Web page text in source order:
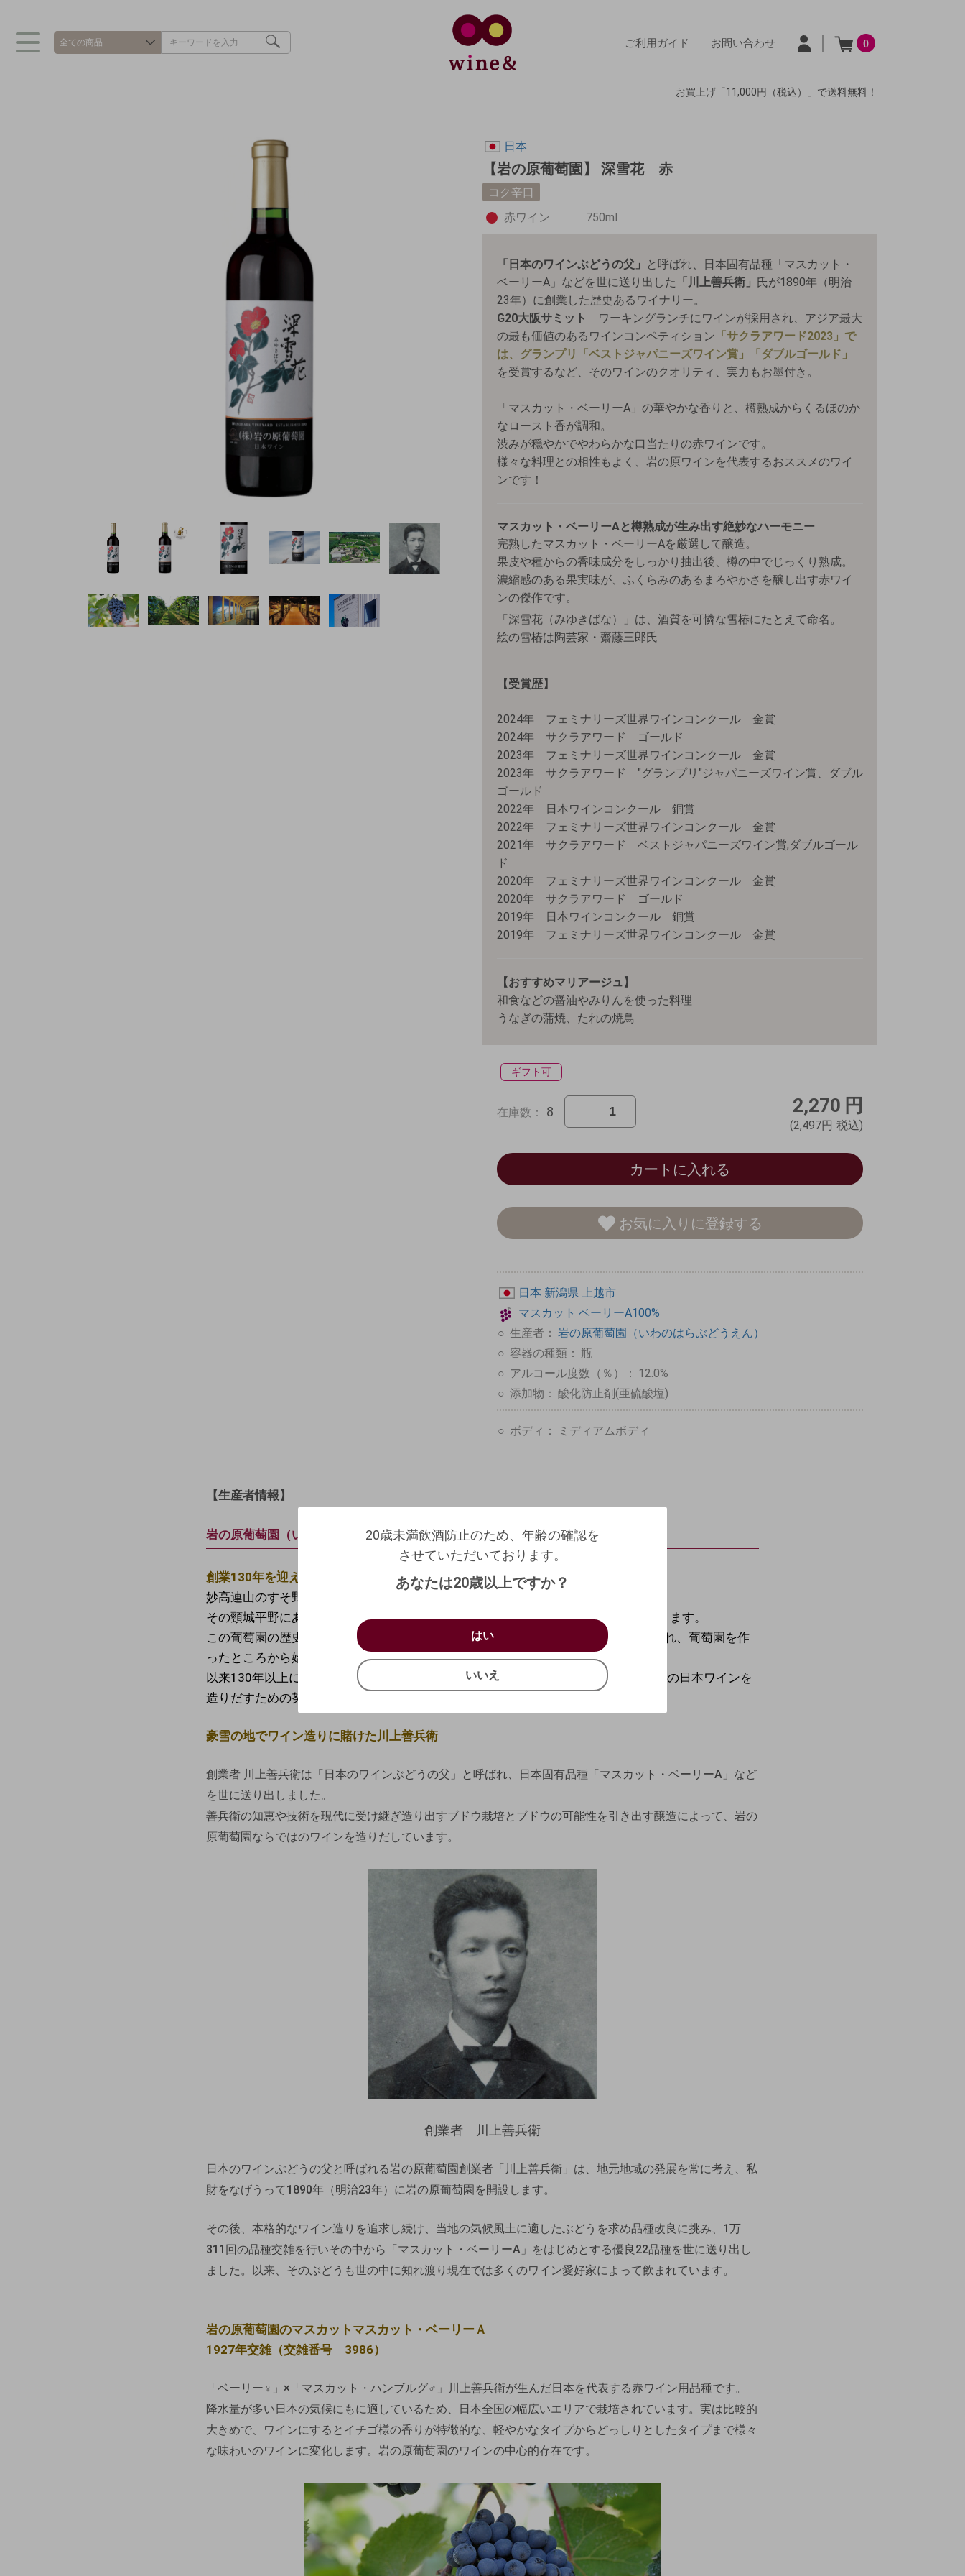
ご利用ガイド お問い合わせ 0
お買上げ「11,000円（税込）」で送料無料！
日本
【岩の原葡萄園】 深雪花 赤
コク辛口
赤ワイン
750ml
「日本のワインぶどうの父」
と呼ばれ、日本固有品種「マスカット・
ベーリーA」などを世に送り出した 「川上善兵衛」 氏が1890年（明治
23年）に創業した歴史あるワイナリー。
G20大阪サミット
ワーキングランチにワインが採用され、アジア最大
の最も価値のあるワインコンペティション 「サクラアワード2023」で
は、グランプリ「ベストジャパニーズワイン賞」「ダブルゴールド」
を受賞するなど、そのワインのクオリティ、実力もお墨付き。
「マスカット・ベーリーA」の華やかな香りと、樽熟成からくるほのか
なロースト香が調和。
渋みが穏やかでやわらかな口当たりの赤ワインです。
様々な料理との相性もよく、岩の原ワインを代表するおススメのワイ
ンです！
マスカット・ベーリーAと樽熟成が生み出す絶妙なハーモニー
完熟したマスカット・ベーリーAを厳選して醸造。
果皮や種からの香味成分をしっかり抽出後、樽の中でじっくり熟成。
濃縮感のある果実味が、ふくらみのあるまろやかさを醸し出す赤ワイ
ンの傑作です。
「深雪花（みゆきばな）」は、酒質を可憐な雪椿にたとえて命名。
絵の雪椿は陶芸家・齋藤三郎氏
【受賞歴】
2024年 フェミナリーズ世界ワインコンクール 金賞
2024年 サクラアワード ゴールド
2023年 フェミナリーズ世界ワインコンクール 金賞
2023年 サクラアワード "グランプリ"ジャパニーズワイン賞、ダブル
ゴールド
2022年 日本ワインコンクール 銅賞
2022年 フェミナリーズ世界ワインコンクール 金賞
2021年 サクラアワード ベストジャパニーズワイン賞,ダブルゴール
ド
2020年 フェミナリーズ世界ワインコンクール 金賞
2020年 サクラアワード ゴールド
2019年 日本ワインコンクール 銅賞
2019年 フェミナリーズ世界ワインコンクール 金賞
【おすすめマリアージュ】
和食などの醤油やみりんを使った料理
うなぎの蒲焼、たれの焼鳥
ギフト可
在庫数： 8 2,270 円
(2,497円 税込)
カートに入れる
お買い物を続ける カートへ進む
お気に入りに登録する
日本 新潟県 上越市
マスカット ベーリーA100%
生産者： 岩の原葡萄園（いわのはらぶどうえん）
容器の種類： 瓶
アルコール度数（％）： 12.0%
添加物： 酸化防止剤(亜硫酸塩)
ボディ： ミディアムボディ
【生産者情報】
岩の原葡萄園（いわのはらぶどうえん）
創業130年を迎えた新潟県上越市のワイナリー。
妙高連山のすそ野がなだらかに日本海に接する「越後・頸城（くびき）平野」。
その頸城平野にあり、かつて城下町として栄えた新潟県上越市に岩の原葡萄園はあります。
この葡萄園の歴史は、1890年（明治23年）創業者川上善兵衛が自宅の庭園に鍬を入れ、葡萄園を作
ったところから始まりました。
以来130年以上にわたり、善兵衛がぶどうとワインにかけた情熱を引き継ぎ、高品質の日本ワインを
造りだすための努力を惜しむことなく続けています。
豪雪の地でワイン造りに賭けた川上善兵衛
創業者 川上善兵衛は「日本のワインぶどうの父」と呼ばれ、日本固有品種「マスカット・ベーリーA」など
を世に送り出しました。
善兵衛の知恵や技術を現代に受け継ぎ造り出すブドウ栽培とブドウの可能性を引き出す醸造によって、岩の
原葡萄園ならではのワインを造りだしています。
創業者 川上善兵衛
日本のワインぶどうの父と呼ばれる岩の原葡萄園創業者「川上善兵衛」は、地元地域の発展を常に考え、私
財をなげうって1890年（明治23年）に岩の原葡萄園を開設します。
その後、本格的なワイン造りを追求し続け、当地の気候風土に適したぶどうを求め品種改良に挑み、1万
311回の品種交雑を行いその中から「マスカット・ベーリーA」をはじめとする優良22品種を世に送り出し
ました。以来、そのぶどうも世の中に知れ渡り現在では多くのワイン愛好家によって飲まれています。
岩の原葡萄園のマスカットマスカット・ベーリーＡ
1927年交雑（交雑番号 3986）
「ベーリー♀」×「マスカット・ハンブルグ♂」川上善兵衛が生んだ日本を代表する赤ワイン用品種です。
降水量が多い日本の気候にもに適しているため、日本全国の幅広いエリアで栽培されています。実は比較的
大きめで、ワインにするとイチゴ様の香りが特徴的な、軽やかなタイプからどっしりとしたタイプまで様々
な味わいのワインに変化します。岩の原葡萄園のワインの中心的存在です。
20歳未満飲酒防止のため、年齢の確認を
させていただいております。
あなたは20歳以上ですか？
はい
いいえ
20歳未満飲酒防止のため、年齢の確認を
させていただいております。
生年月日を入力してください。
確認する
キャンセル
ログアウトします。よろしいですか？
（自動ログインの設定も解除されます。）
はい
いいえ